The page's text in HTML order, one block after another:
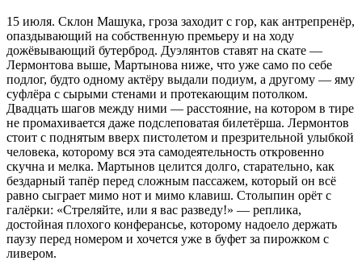
15 июля. Склон Машука, гроза заходит с гор, как антрепренёр,
опаздывающий на собственную премьеру и на ходу
дожёвывающий бутерброд. Дуэлянтов ставят на скате —
Лермонтова выше, Мартынова ниже, что уже само по себе
подлог, будто одному актёру выдали подиум, а другому — яму
суфлёра с сырыми стенами и протекающим потолком.
Двадцать шагов между ними — расстояние, на котором в тире
не промахивается даже подслеповатая билетёрша. Лермонтов
стоит с поднятым вверх пистолетом и презрительной улыбкой
человека, которому вся эта самодеятельность откровенно
скучна и мелка. Мартынов целится долго, старательно, как
бездарный тапёр перед сложным пассажем, который он всё
равно сыграет мимо нот и мимо клавиш. Столыпин орёт с
галёрки: «Стреляйте, или я вас разведу!» — реплика,
достойная плохого конферансье, которому надоело держать
паузу перед номером и хочется уже в буфет за пирожком с
ливером.